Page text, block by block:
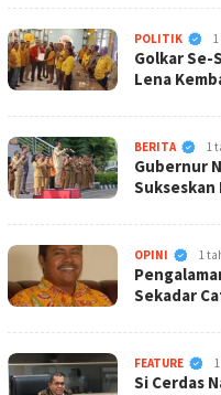
POLITIK
Golkar Se-
Lena
BERITA 1
Gubernur
Sukseskan
OPINI 1
Sekadar
FEATURE
Si Cerdas